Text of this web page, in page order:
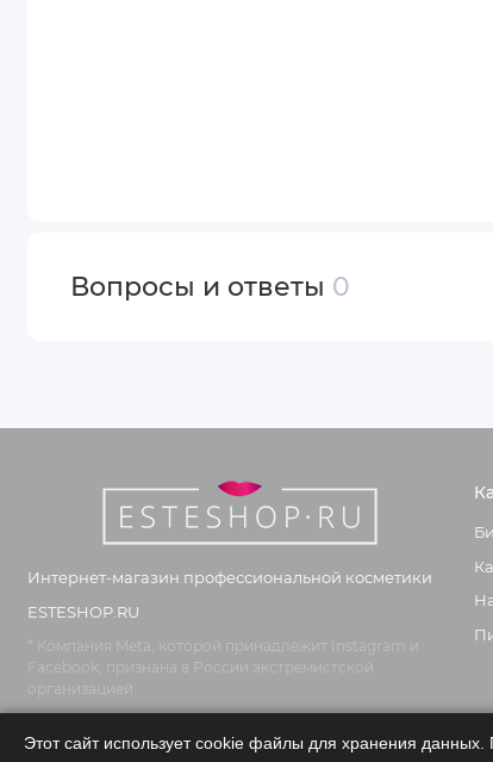
Вопросы и ответы 0
Интернет-магазин профессиональной косметики
ESTESHOP.RU
* Компания Meta, которой принадлежит Instagram и
Facebook, признана в России экстремистской
организацией.
Этот сайт использует cookie файлы для хранения